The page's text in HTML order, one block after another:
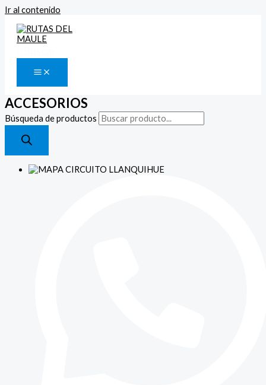
Ir al contenido
ACCESORIOS
Búsqueda de productos